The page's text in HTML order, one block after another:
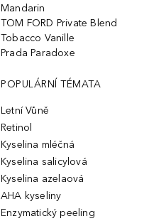
Mandarin
TOM FORD Private Blend
Tobacco Vanille
Prada Paradoxe
POPULÁRNÍ TÉMATA
Letní Vůně
Retinol
Kyselina mléčná
Kyselina salicylová
Kyselina azelaová
AHA kyseliny
Enzymatický peeling